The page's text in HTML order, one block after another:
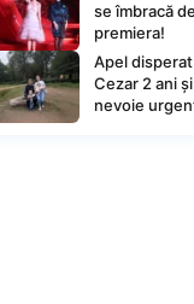
se îmbracă
premiera!
Apel
Cezar 2 ani
nevoie